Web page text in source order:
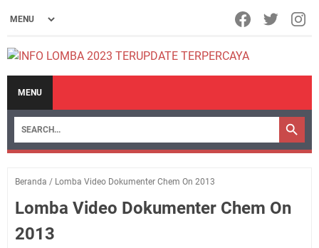
MENU
Beranda / Lomba Video Dokumenter Chem On 2013
Lomba Video Dokumenter Chem On
2013